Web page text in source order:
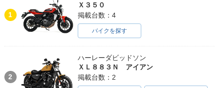
1
Ｘ３５０
掲載台数：4
バイクを探す
2
ハーレーダビッドソン
ＸＬ８８３Ｎ アイアン
掲載台数：2